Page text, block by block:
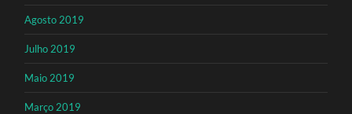
Agosto 2019
Julho 2019
Maio 2019
Março 2019